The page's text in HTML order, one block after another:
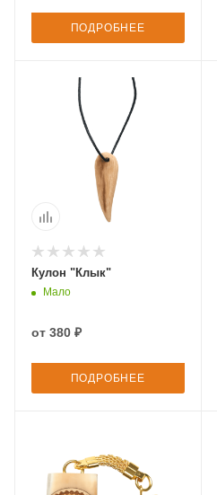
ПОДРОБНЕЕ
Кулон "Клык"
Мало
от 380 ₽
ПОДРОБНЕЕ